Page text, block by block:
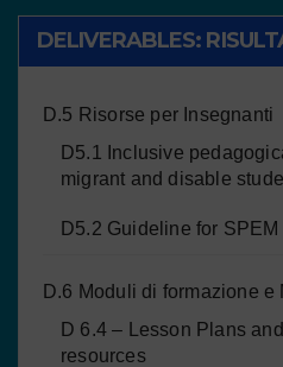
DELIVERABLES:
D.5 Risorse per Insegnanti
D5.1 Inclusive
migrant and disable
D5.2 Guideline for
D.6 Moduli di formazione
D 6.4 – Lesson Plans
resources